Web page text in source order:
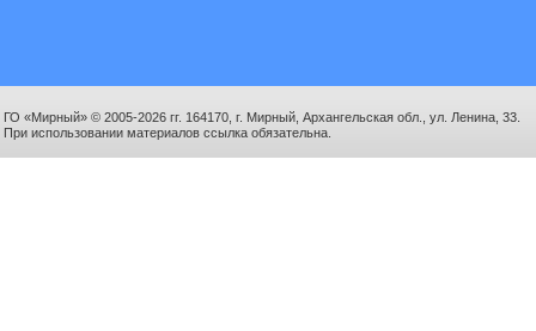
ГО «Мирный» © 2005-2026 гг. 164170, г. Мирный, Архангельская обл., ул. Ленина, 33.
При использовании материалов ссылка обязательна.